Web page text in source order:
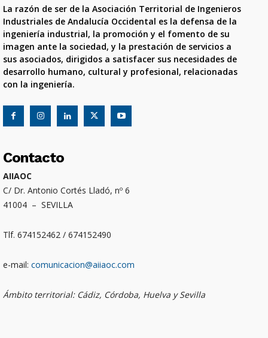
La razón de ser de la Asociación Territorial de Ingenieros
Industriales de Andalucía Occidental es la defensa de la
ingeniería industrial, la promoción y el fomento de su
imagen ante la sociedad, y la prestación de servicios a
sus asociados, dirigidos a satisfacer sus necesidades de
desarrollo humano, cultural y profesional, relacionadas
con la ingeniería.
Contacto
AIIAOC
C/ Dr. Antonio Cortés Lladó, nº 6
41004 – SEVILLA
Tlf. 674152462 / 674152490
e-mail: comunicacion@aiiaoc.com
Ámbito territorial: Cádiz, Córdoba, Huelva y Sevilla